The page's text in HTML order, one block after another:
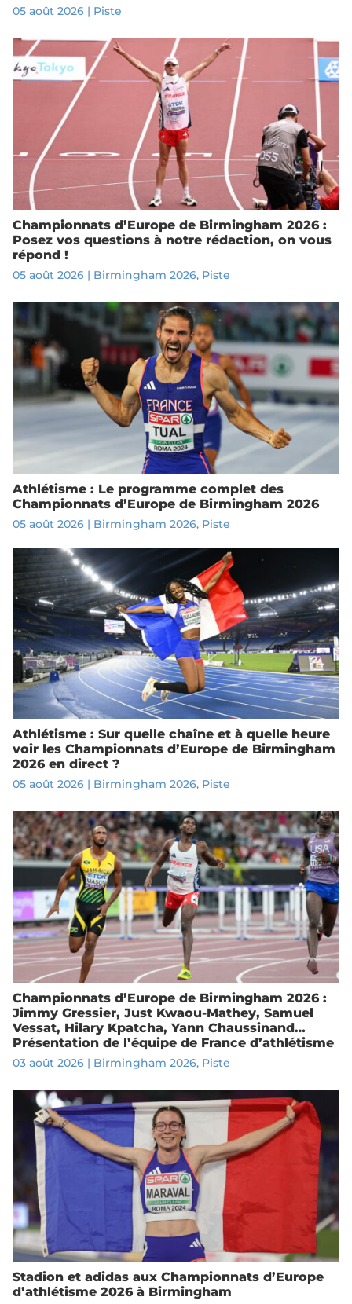
05 août 2026| Piste
Championnats d’Europe de Birmingham 2026 :
Posez vos questions à notre rédaction, on vous
répond !
05 août 2026| Birmingham 2026, Piste
Athlétisme : Le programme complet des
Championnats d’Europe de Birmingham 2026
05 août 2026| Birmingham 2026, Piste
Athlétisme : Sur quelle chaîne et à quelle heure
voir les Championnats d’Europe de Birmingham
2026 en direct ?
05 août 2026| Birmingham 2026, Piste
Championnats d’Europe de Birmingham 2026 :
Jimmy Gressier, Just Kwaou-Mathey, Samuel
Vessat, Hilary Kpatcha, Yann Chaussinand…
Présentation de l’équipe de France d’athlétisme
03 août 2026| Birmingham 2026, Piste
Stadion et adidas aux Championnats d’Europe
d’athlétisme 2026 à Birmingham